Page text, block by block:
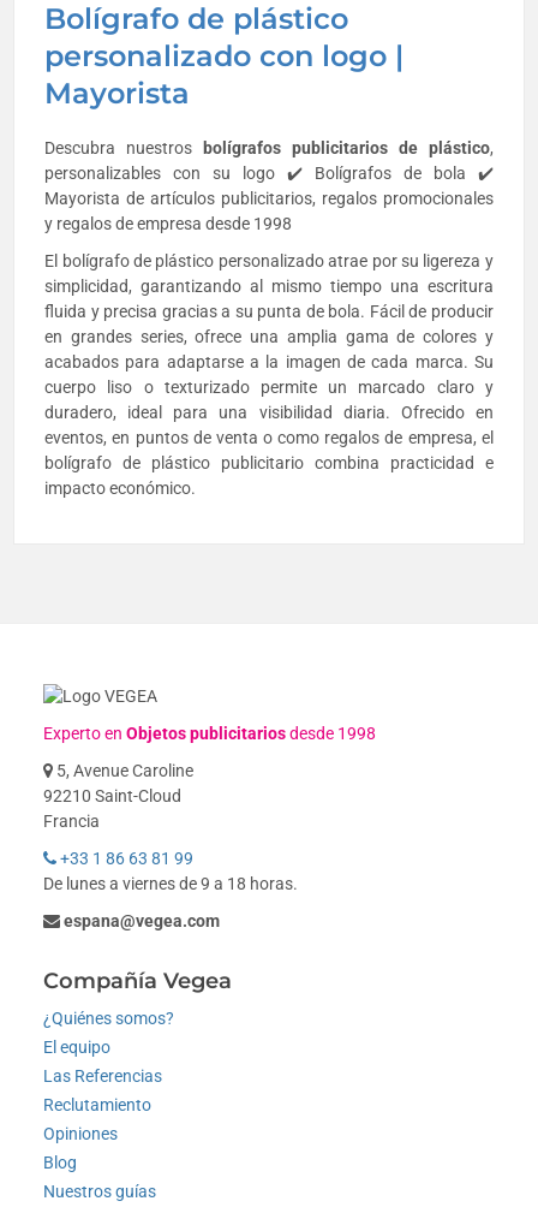
Bolígrafo de plástico
personalizado con logo |
Mayorista
Descubra nuestros bolígrafos publicitarios de plástico,
personalizables con su logo ✔️ Bolígrafos de bola ✔️
Mayorista de artículos publicitarios, regalos promocionales
y regalos de empresa desde 1998
El bolígrafo de plástico personalizado atrae por su ligereza y
simplicidad, garantizando al mismo tiempo una escritura
fluida y precisa gracias a su punta de bola. Fácil de producir
en grandes series, ofrece una amplia gama de colores y
acabados para adaptarse a la imagen de cada marca. Su
cuerpo liso o texturizado permite un marcado claro y
duradero, ideal para una visibilidad diaria. Ofrecido en
eventos, en puntos de venta o como regalos de empresa, el
bolígrafo de plástico publicitario combina practicidad e
impacto económico.
Experto enObjetos publicitariosdesde 1998
5, Avenue Caroline
92210 Saint-Cloud
Francia
+33 1 86 63 81 99
De lunes a viernes de 9 a 18 horas.
espana@vegea.com
Compañía Vegea
¿Quiénes somos?
El equipo
Las Referencias
Reclutamiento
Opiniones
Blog
Nuestros guías